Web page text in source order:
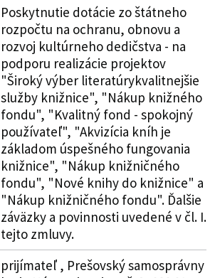
Poskytnutie dotácie zo štátneho
rozpočtu na ochranu, obnovu a
rozvoj kultúrneho dedičstva - na
podporu realizácie projektov
"Široký výber literatúrykvalitnejšie
služby knižnice", "Nákup knižného
fondu", "Kvalitný fond - spokojný
používateľ", "Akvizícia kníh je
základom úspešného fungovania
knižnice", "Nákup knižničného
fondu", "Nové knihy do knižnice" a
"Nákup knižničného fondu". Ďalšie
záväzky a povinnosti uvedené v čl. I.
tejto zmluvy.
prijímateľ , Prešovský samosprávny